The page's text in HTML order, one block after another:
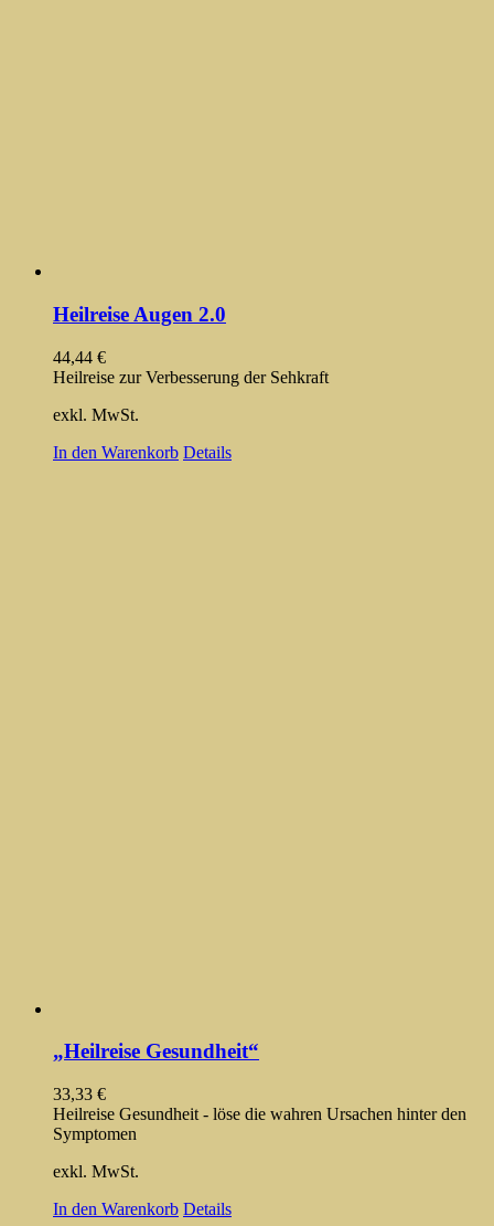
Heilreise Augen 2.0
44,44 €
Heilreise zur Verbesserung der Sehkraft
exkl. MwSt.
In den Warenkorb Details
„Heilreise Gesundheit“
33,33 €
Heilreise Gesundheit - löse die wahren Ursachen hinter den
Symptomen
exkl. MwSt.
In den Warenkorb Details